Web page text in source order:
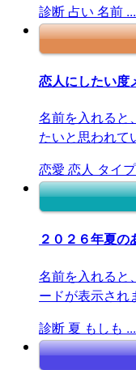
診断 占い 名前 ...
恋人にしたい度
名前を入れると
たいと思われて
恋愛 恋人 タイプ
２０２６年夏の
名前を入れると
ードが表示され
診断 夏 もしも ...